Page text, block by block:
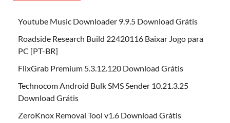
Youtube Music Downloader 9.9.5 Download Grátis
Roadside Research Build 22420116 Baixar Jogo para
PC [PT-BR]
FlixGrab Premium 5.3.12.120 Download Grátis
Technocom Android Bulk SMS Sender 10.21.3.25
Download Grátis
ZeroKnox Removal Tool v1.6 Download Grátis